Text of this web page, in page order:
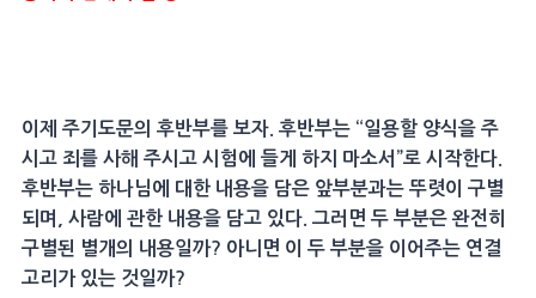
이제 주기도문의 후반부를 보자. 후반부는 “일용할 양식을 주
시고 죄를 사해 주시고 시험에 들게 하지 마소서”로 시작한다.
후반부는 하나님에 대한 내용을 담은 앞부분과는 뚜렷이 구별
되며, 사람에 관한 내용을 담고 있다. 그러면 두 부분은 완전히
구별된 별개의 내용일까? 아니면 이 두 부분을 이어주는 연결
고리가 있는 것일까?